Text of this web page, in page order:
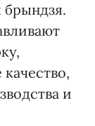
брындзя.
и